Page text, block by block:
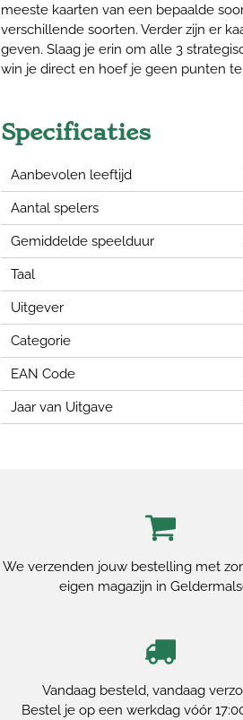
meeste kaarten van een bepaalde
verschillende soorten. Verder zijn er
geven. Slaag je erin om alle 3
win je direct en hoef je geen punten
Specificaties
Aanbevolen leeftijd
Aantal spelers
Gemiddelde speelduur
Taal
Uitgever
Categorie
EAN Code
Jaar van Uitgave
We verzenden jouw bestelling met
eigen magazijn in
Vandaag besteld, vandaag
Bestel je op een werkdag vóór